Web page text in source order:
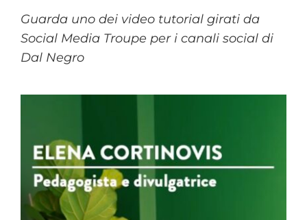
Guarda uno dei video tutorial girati da
Social Media Troupe per i canali social di
Dal Negro